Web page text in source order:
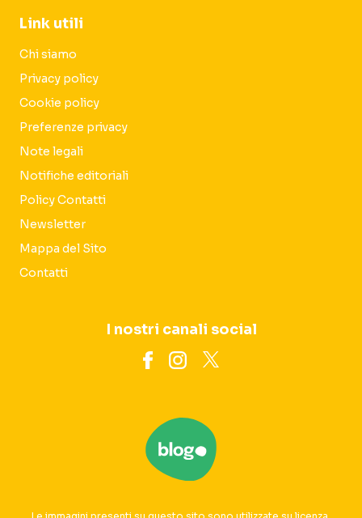
Link utili
Chi siamo
Privacy policy
Cookie policy
Preferenze privacy
Note legali
Notifiche editoriali
Policy Contatti
Newsletter
Mappa del Sito
Contatti
I nostri canali social